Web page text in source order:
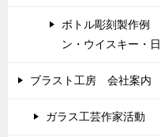
ボトル彫刻製作例
ン・ウイスキー・
ブラスト工房 会社案内
ガラス工芸作家活動